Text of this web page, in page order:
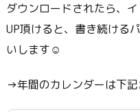
ダウンロードされたら、
UP頂けると、書き続ける
いします☺
→年間のカレンダーは下